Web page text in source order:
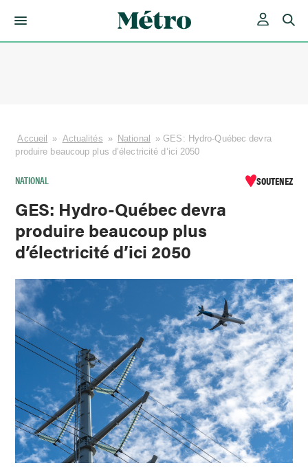
Accueil » Actualités » National »GES: Hydro-Québec devra
produire beaucoup plus d’électricité d’ici 2050
NATIONAL SOUTENEZ
GES: Hydro-Québec devra
produire beaucoup plus
d’électricité d’ici 2050